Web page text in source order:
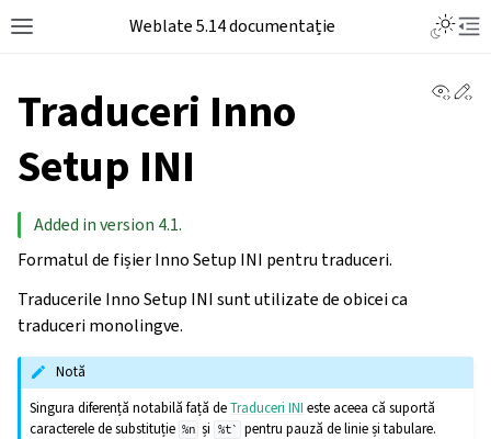
Weblate 5.14 documentație
Traduceri Inno
Setup INI
Added in version 4.1.
Formatul de fișier Inno Setup INI pentru traduceri.
Traducerile Inno Setup INI sunt utilizate de obicei ca
traduceri monolingve.
Notă
Singura diferență notabilă față deTraduceri INI este aceea că suportă
caracterele de substituție %n și %t` pentru pauză de linie și tabulare.